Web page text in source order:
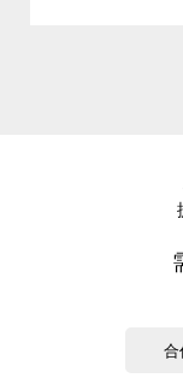
合